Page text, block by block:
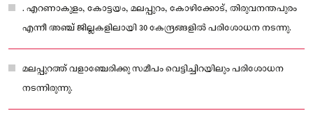
. എറണാകുളം, കോട്ടയം, മലപ്പുറം, കോഴിക്കോട്, തിരുവനന്തപുരം
എന്നീ അഞ്ച് ജില്ലകളിലായി 30 കേന്ദ്രങ്ങളില്‍ പരിശോധന നടന്നു.
മലപ്പുറത്ത് വളാഞ്ചേരിക്കു സമീപം വെട്ടിച്ചിറയിലും പരിശോധന
നടന്നിരുന്നു.